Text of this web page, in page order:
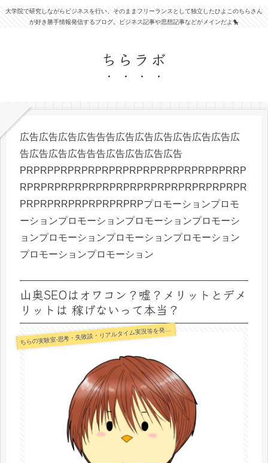
大学院で研究しながらビジネスを行い、そのままフリーランスとして独立したひよこのちらさん
が好き勝手情報発信するブログ。ビジネス記事や思想記事などがメインだよ🐤
ちらラボ
広告広告広告広告告告広告広告広告広告広告広告広
告広告広告広告告告広告広告広告広告
PRPRPPRPRPRPRPRPRPRPRPRPRPRPRPRRP
RPRPRPRPRPRPRPRPRPRPRPRPRPRPRPRPR
PRPRPRRPRPRPRPRPRPプロモーションプロモ
ーションプロモーションプロモーションプロモーシ
ョンプロモーションプロモーションプロモーション
プロモーションプロモーション
山奥SEOはオワコン？嘘？メリットとデメ
リットは 稼げないって本当？
ちらの実験室-思考・失敗談・リアルタイム実況等を発信します-